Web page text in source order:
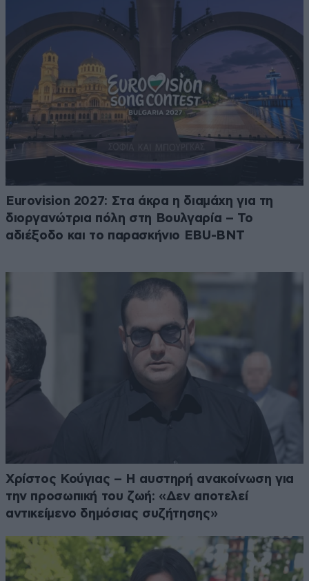
Eurovision 2027: Στα άκρα η διαμάχη για τη
διοργανώτρια πόλη στη Βουλγαρία – Το
αδιέξοδο και το παρασκήνιο EBU-BNT
Χρίστος Κούγιας – Η αυστηρή ανακοίνωση για
την προσωπική του ζωή: «Δεν αποτελεί
αντικείμενο δημόσιας συζήτησης»